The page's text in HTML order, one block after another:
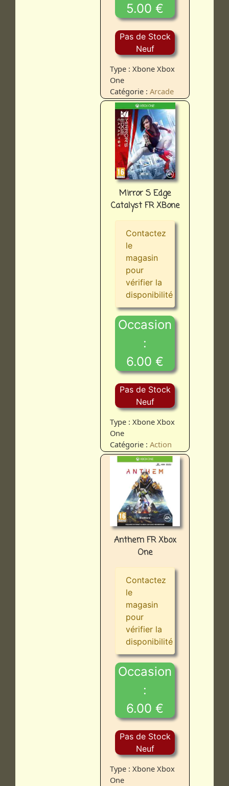
5.00 €
Pas de Stock
Neuf
Type : Xbone Xbox
One
Catégorie :Arcade
Mirror S Edge
Catalyst FR XBone
Contactez
le
magasin
pour
vérifier la
disponibilité
Occasion
:
6.00 €
Pas de Stock
Neuf
Type : Xbone Xbox
One
Catégorie :Action
Anthem FR Xbox
One
Contactez
le
magasin
pour
vérifier la
disponibilité
Occasion
:
6.00 €
Pas de Stock
Neuf
Type : Xbone Xbox
One